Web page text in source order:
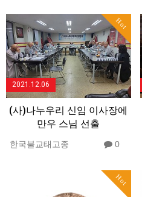
Hot
2021.12.06
(사)나누우리 신임 이사장에
만우 스님 선출
한국불교태고종 0
Hot